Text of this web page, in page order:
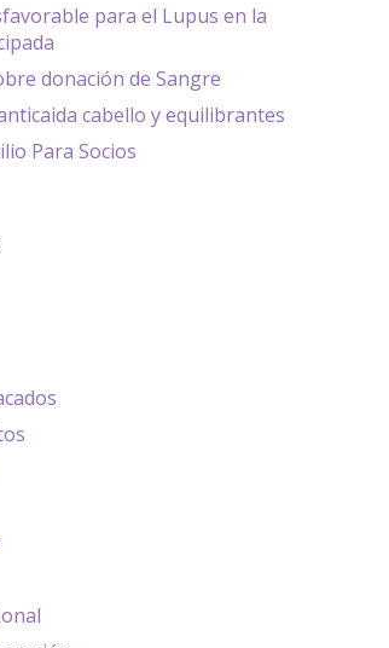
para el Lupus en la
donación de Sangre
cabello y equilibrantes
Para Socios